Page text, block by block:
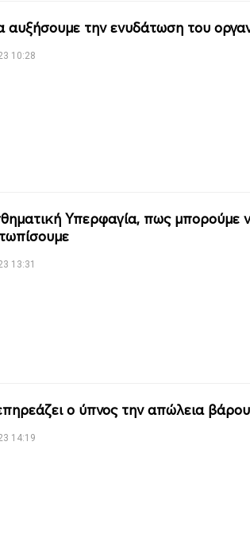
αυξήσουμε την ενυδάτωση του
10:28
Υπερφαγία, πως μπορούμε
13:31
ο ύπνος την απώλεια
14:19